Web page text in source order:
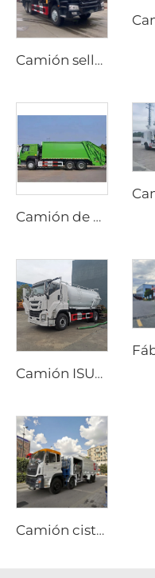
Camión sellador de grava sincrónico HOWO nuevo con transmisión manual y motor diésel, precio de fábrica
Camión de basura compactador HOWO 6*4 20cbm con sistema hidráulico PLC, carga trasera, para gestión de residuos
Camión ISUZU GIGA 4x2 con bomba de succión de alcantarillado y vacío, transmisión manual, depósito de 12000 litros para pozos sépticos
Camión cisterna de combustible Dongfeng 8x4 340hp de 12 ruedas, capacidad de 25000 litros, vehículo nuevo de repostaje manual para aviación, avión 4x2 4x4 6x6